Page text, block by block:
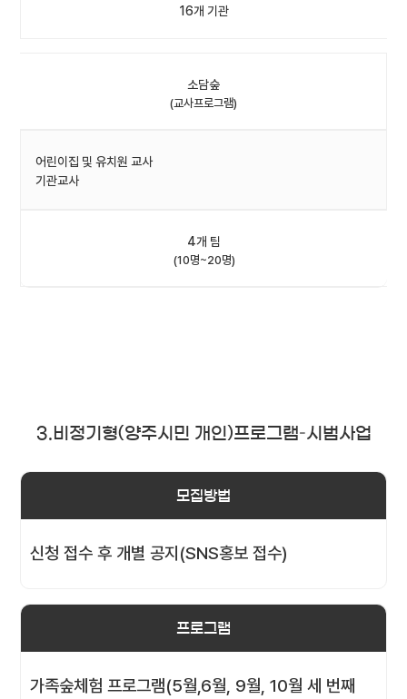
16개 기관
소담숲
(교사프로그램)
어린이집 및 유치원 교사
기관교사
4개 팀
(10명~20명)
3.비정기형(양주시민 개인)프로그램–시범사업
모집방법
신청 접수 후 개별 공지(SNS홍보 접수)
프로그램
가족숲체험 프로그램(5월,6월, 9월, 10월 세 번째